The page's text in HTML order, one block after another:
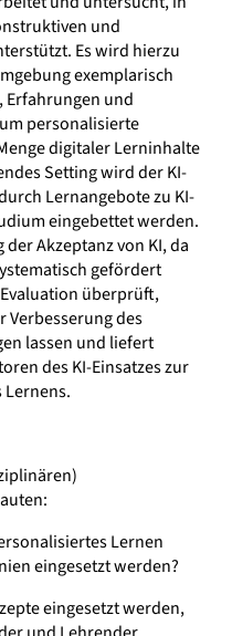
und
Es wird hierzu
exemplarisch
und
personalisierte
digitaler Lerninhalte
Setting wird der KI-
Lernangebote zu KI-
eingebettet werden.
Akzeptanz von KI, da
gefördert
überprüft,
Verbesserung des
lassen und liefert
des KI-Einsatzes zur
Lernens.
Lernen
eingesetzt werden?
eingesetzt werden,